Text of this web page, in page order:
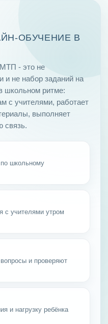
ОБУЧЕНИЕ В
- это не
и не набор заданий на
школьном ритме:
с учителями, работает
выполняет
связь.
школьному
с учителями утром
и проверяют
и нагрузку ребёнка